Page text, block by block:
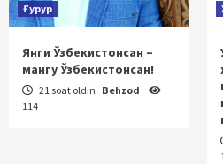
Ғурур
Янги Ўзбекистонсан –
мангу Ўзбекистонсан!
21 soat oldin Behzod
114